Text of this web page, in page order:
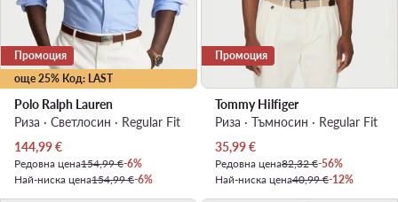
още 25% Код: LAST
Промоция
Polo Ralph Lauren
Риза · Светлосин · Regular Fit
Актуална цена
144,99€
Редовна цена154,99 €-6%
Най-ниска цена154,99 €-6%
Промоция
Tommy Hilfiger
Риза · Тъмносин · Regular Fit
Актуална цена
35,99€
Редовна цена82,32 €-56%
Най-ниска цена40,99 €-12%